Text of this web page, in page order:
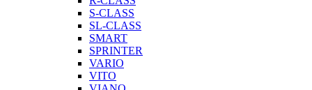
S-CLASS
SL-CLASS
SMART
SPRINTER
VARIO
VITO